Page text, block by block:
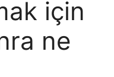
için
ne